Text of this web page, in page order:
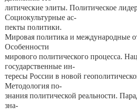
литические элиты. Политическое
Социокультурные ас-
пекты политики.
Мировая политика и международные
Особенности
мирового политического процесса.
государственные ин-
тересы России в новой
Методология по-
знания политической реальности.
зна-